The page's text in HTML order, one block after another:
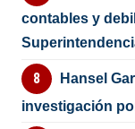
contables y
Hansel
investigación